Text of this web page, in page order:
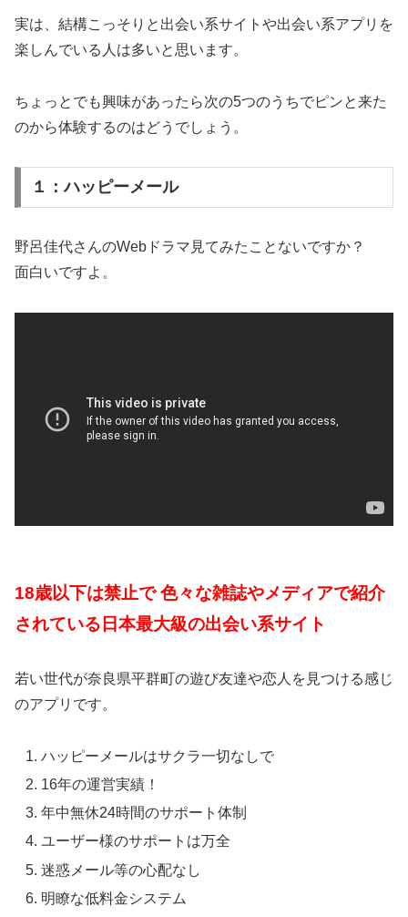
実は、結構こっそりと出会い系サイトや出会い系アプリを
楽しんでいる人は多いと思います。
ちょっとでも興味があったら次の5つのうちでピンと来た
のから体験するのはどうでしょう。
１：ハッピーメール
野呂佳代さんのWebドラマ見てみたことないですか？
面白いですよ。
18歳以下は禁止で 色々な雑誌やメディアで紹介
されている日本最大級の出会い系サイト
若い世代が奈良県平群町の遊び友達や恋人を見つける感じ
のアプリです。
ハッピーメールはサクラ一切なしで
16年の運営実績！
年中無休24時間のサポート体制
ユーザー様のサポートは万全
迷惑メール等の心配なし
明瞭な低料金システム